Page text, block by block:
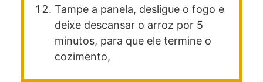
Tampe a panela, desligue o fogo e
deixe descansar o arroz por 5
minutos, para que ele termine o
cozimento,